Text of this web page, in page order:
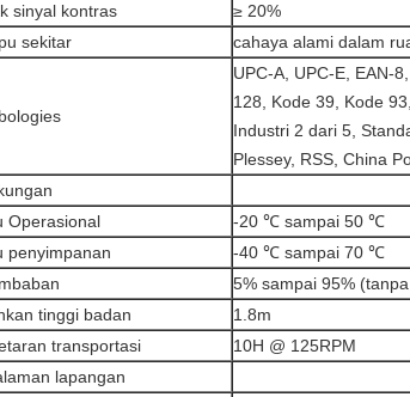
sinyal kontras
≥ 20%
sekitar
cahaya alami dalam
UPC-A, UPC-E, EAN-
128, Kode 39, Kode
Industri 2 dari 5,
Plessey, RSS, China
Operasional
-20 ℃ sampai 50 ℃
penyimpanan
-40 ℃ sampai 70 ℃
5% sampai 95%
tinggi badan
1.8m
transportasi
10H @ 125RPM
lapangan